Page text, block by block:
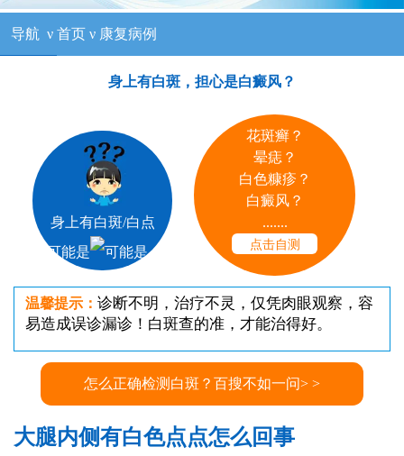
导航 ν 首页ν 康复病例
身上有白斑，担心是白癜风？
身上有白斑/白点
可能是
花斑癣？
晕痣？
白色糠疹？
白癜风？
.......
点击自测
温馨提示： 诊断不明，治疗不灵，仅凭肉眼观察，容
易造成误诊漏诊！白斑查的准，才能治得好。
怎么正确检测白斑？百搜不如一问> >
大腿内侧有白色点点怎么回事